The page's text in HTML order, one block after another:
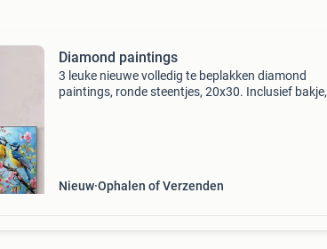
Diamond paintings
3 leuke nieuwe volledig te beplakken diamond
paintings, ronde steentjes, 20x30. Inclusief bakje,
Nieuw Ophalen of Verzenden